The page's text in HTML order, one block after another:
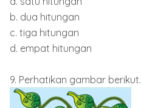
b. dua hitungan
c. tiga hitungan
d. empat hitungan
9. Perhatikan gambar berikut.